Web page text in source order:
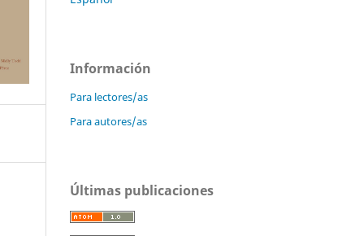
Información
Para lectores/as
Para autores/as
Últimas publicaciones